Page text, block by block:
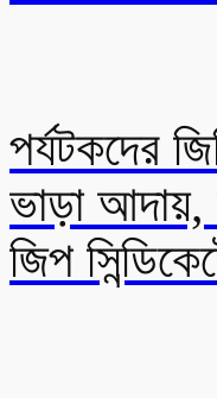
পর্যটকদের
ভাড়া আদায়,
জিপ